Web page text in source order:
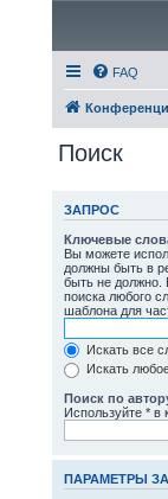
FAQ
Поиск
ЗАПРОС
Ключевые
Вы можете
должны быть в
быть не должно.
поиска любого
шаблона для
Искать все
Искать
Поиск по
Используйте * в
ПАРАМЕТРЫ